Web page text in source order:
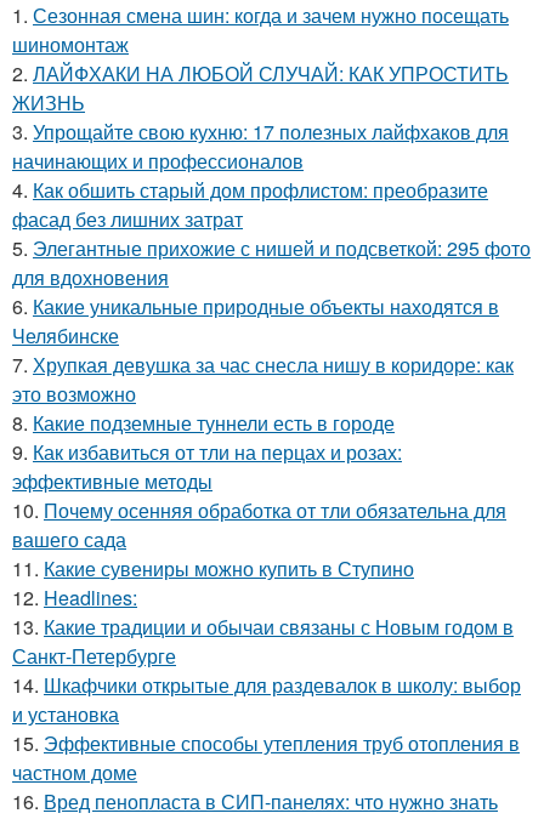
1. Сезонная смена шин: когда и зачем нужно посещать
шиномонтаж
2. ЛАЙФХАКИ НА ЛЮБОЙ СЛУЧАЙ: КАК УПРОСТИТЬ
ЖИЗНЬ
3. Упрощайте свою кухню: 17 полезных лайфхаков для
начинающих и профессионалов
4. Как обшить старый дом профлистом: преобразите
фасад без лишних затрат
5. Элегантные прихожие с нишей и подсветкой: 295 фото
для вдохновения
6. Какие уникальные природные объекты находятся в
Челябинске
7. Хрупкая девушка за час снесла нишу в коридоре: как
это возможно
8. Какие подземные туннели есть в городе
9. Как избавиться от тли на перцах и розах:
эффективные методы
10. Почему осенняя обработка от тли обязательна для
вашего сада
11. Какие сувениры можно купить в Ступино
12. Headlines:
13. Какие традиции и обычаи связаны с Новым годом в
Санкт-Петербурге
14. Шкафчики открытые для раздевалок в школу: выбор
и установка
15. Эффективные способы утепления труб отопления в
частном доме
16. Вред пенопласта в СИП-панелях: что нужно знать